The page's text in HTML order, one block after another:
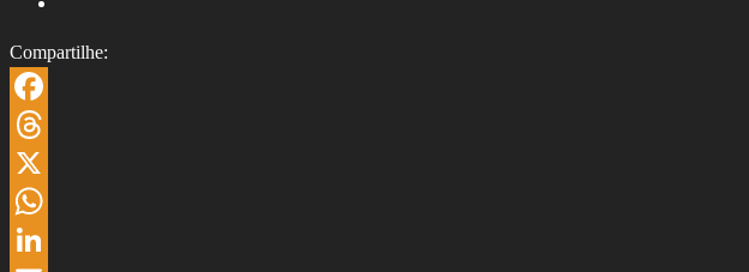
Compartilhe:
Facebook
Threads
X
WhatsApp